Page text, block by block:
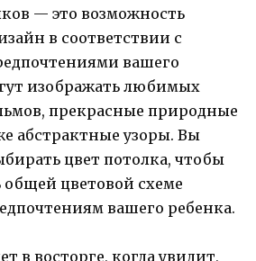
— это возможность
в соответствии с
вашего
изображать любимых
прекрасные природные
абстрактные узоры. Вы
цвет потолка, чтобы
общей цветовой схеме
вашего ребенка.
в восторге, когда увидит,